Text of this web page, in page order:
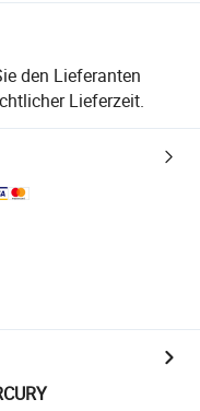
den Lieferanten
Lieferzeit.